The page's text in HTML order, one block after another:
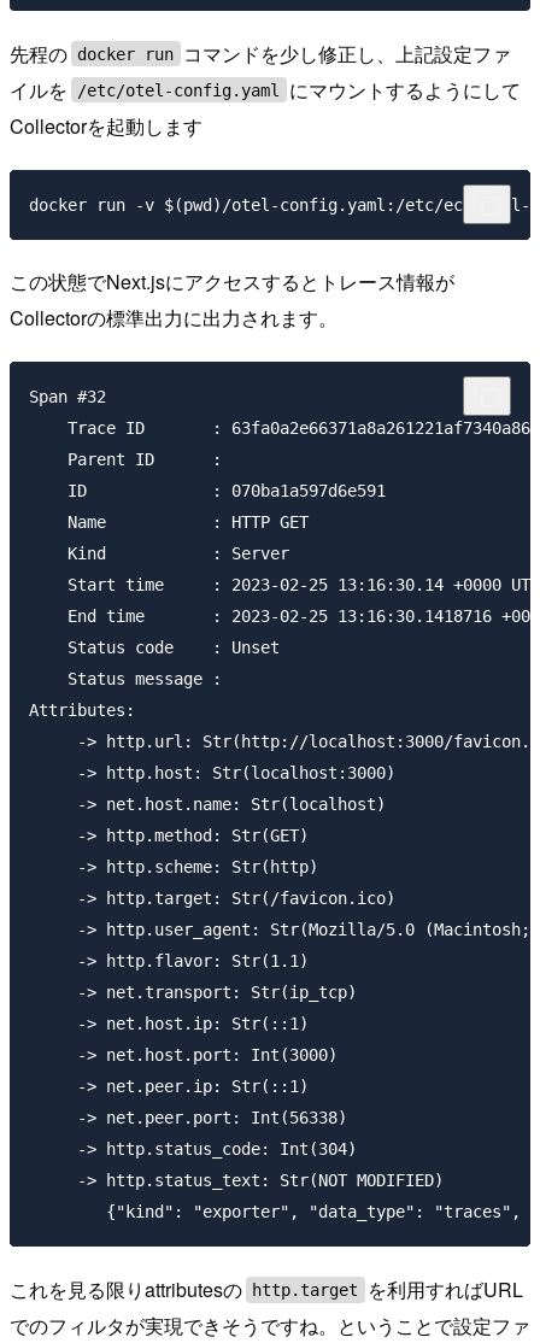
先程の docker run
コマンドを少し修正し、上記設定ファ
イルを
/etc/otel-config.yaml
にマウントするようにして
Collectorを起動します
この状態でNext.jsにアクセスするとトレース情報が
Collectorの標準出力に出力されます。
Span #32
    Trace ID       : 63fa0a2e66371a8a261221af7340a866
    Parent ID      :
    ID             : 070ba1a597d6e591
    Name           : HTTP GET
    Kind           : Server
    Start time     : 2023-02-25 13:16:30.14 +0000 UTC
End time       : 2023-02-25 13:16:30.1418716
    Status code    : Unset
    Status message :
Attributes:
-> http.url: Str(http://localhost:3000/
     -> http.host: Str(localhost:3000)
     -> net.host.name: Str(localhost)
     -> http.method: Str(GET)
     -> http.scheme: Str(http)
     -> http.target: Str(/favicon.ico)
-> http.user_agent: Str(Mozilla/5.0
     -> http.flavor: Str(1.1)
     -> net.transport: Str(ip_tcp)
     -> net.host.ip: Str(::1)
     -> net.host.port: Int(3000)
     -> net.peer.ip: Str(::1)
     -> net.peer.port: Int(56338)
     -> http.status_code: Int(304)
     -> http.status_text: Str(NOT MODIFIED)
これを見る限りattributesの http.target
を利用すればURL
でのフィルタが実現できそうですね。ということで設定ファ